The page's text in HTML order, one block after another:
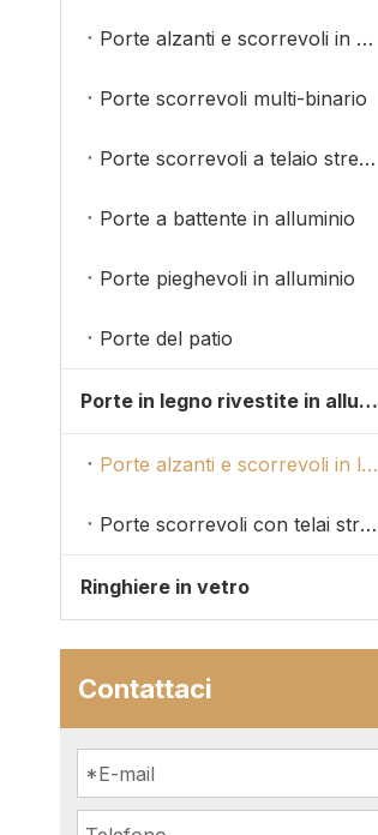
Porte alzanti e scorrevoli in alluminio
Porte scorrevoli multi-binario
Porte scorrevoli a telaio stretto
Porte a battente in alluminio
Porte pieghevoli in alluminio
Porte del patio
Porte in legno rivestite in alluminio
Porte alzanti e scorrevoli in legno rivestite in alluminio
Porte scorrevoli con telai stretti
Ringhiere in vetro
Contattaci